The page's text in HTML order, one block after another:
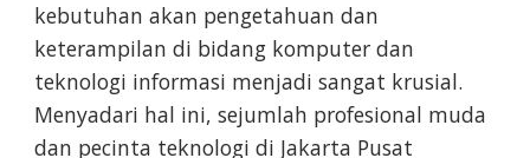
kebutuhan akan pengetahuan dan
keterampilan di bidang komputer dan
teknologi informasi menjadi sangat krusial.
Menyadari hal ini, sejumlah profesional muda
dan pecinta teknologi di Jakarta Pusat